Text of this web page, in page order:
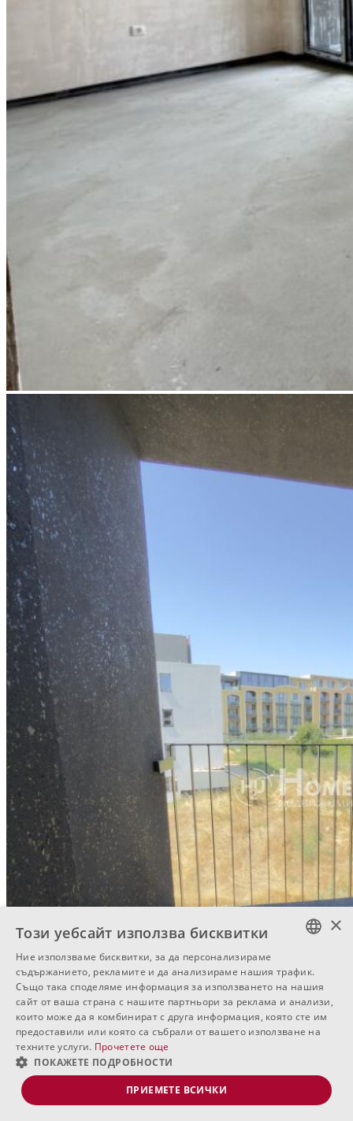
BULGARIAN
ENGLISH
RUSSIAN
×
Този уебсайт използва бисквитки
Ние използваме бисквитки, за да персонализираме
съдържанието, рекламите и да анализираме нашия трафик.
Също така споделяме информация за използването на нашия
сайт от ваша страна с нашите партньори за реклама и анализи,
които може да я комбинират с друга информация, която сте им
предоставили или която са събрали от вашето използване на
техните услуги. Прочетете още
ПОКАЖЕТЕ ПОДРОБНОСТИ
ПРИЕМЕТЕ ВСИЧКИ